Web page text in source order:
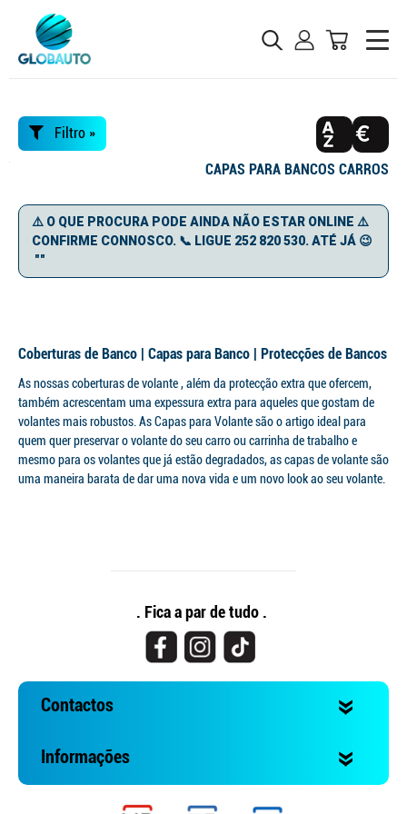
Filtro »
CAPAS PARA BANCOS CARROS
⚠️ O QUE PROCURA PODE AINDA NÃO ESTAR ONLINE ⚠️
CONFIRME CONNOSCO. 📞 LIGUE 252 820 530. ATÉ JÁ 😉
""
Coberturas de Banco | Capas para Banco | Protecções de Bancos
As nossas coberturas de volante , além da protecção extra que ofercem,
também acrescentam uma expessura extra para aqueles que gostam de
volantes mais robustos. As Capas para Volante são o artigo ideal para
quem quer preservar o volante do seu carro ou carrinha de trabalho e
mesmo para os volantes que já estão degradados, as capas de volante são
uma maneira barata de dar uma nova vida e um novo look ao seu volante.
Ir para o carrinho
. Fica a par de tudo .
Contactos
Informações